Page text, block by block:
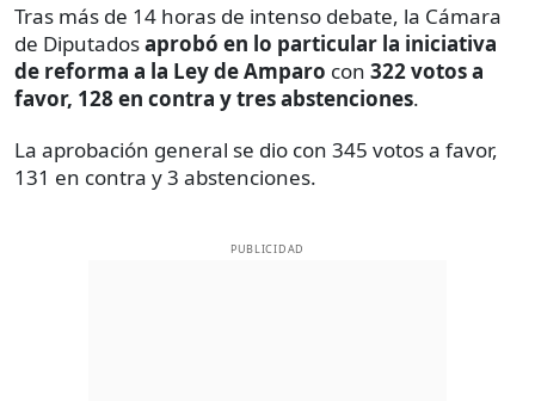
Tras más de 14 horas de intenso debate, la Cámara
de Diputadosaprobó en lo particular la iniciativa
de reforma a la Ley de Amparo con 322 votos a
favor, 128 en contra y tres abstenciones.
La aprobación general se dio con 345 votos a favor,
131 en contra y 3 abstenciones.
PUBLICIDAD